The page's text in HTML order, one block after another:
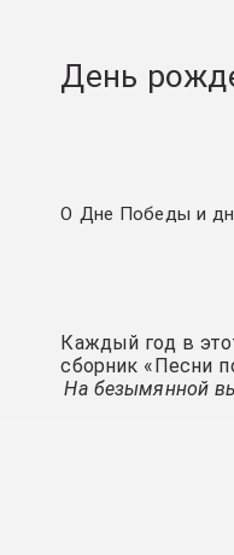
День
О Дне Победы и
Каждый год в
сборник «Песни
На безымянной